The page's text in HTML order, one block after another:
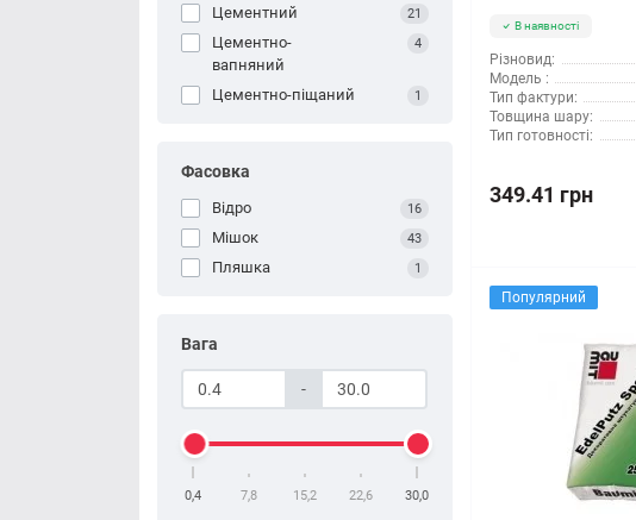
Цементний 21
Цементно-
вапняний
4
Цементно-піщаний 1
Фасовка
Відро 16
Мішок 43
Пляшка 1
Вага
-
0,4 7,8 15,2 22,6 30,0
В наявності
Різновид:
Модель :
Тип фактури:
Товщина шару:
Тип готовності:
349.41 грн
Популярний